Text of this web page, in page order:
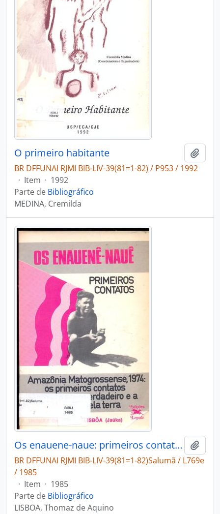
O primeiro habitante
BR DFFUNAI RJMI BIB-LIV-39(81=1-82) / P953 / 1992
· Item · 1992
Parte de Bibliográfico
MEDINA, Cremilda
Os enauene-naue: primeiros contatos.
BR DFFUNAI RJMI BIB-LIV-39(81=1-82)Salumã / L769e
/ 1985
· Item · 1985
Parte de Bibliográfico
LISBOA, Thomaz de Aquino